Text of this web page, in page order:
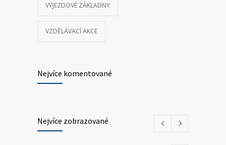
VÝJEZDOVÉ ZÁKLADNY
VZDĚLÁVACÍ AKCE
Nejvíce komentované
Nejvíce zobrazované